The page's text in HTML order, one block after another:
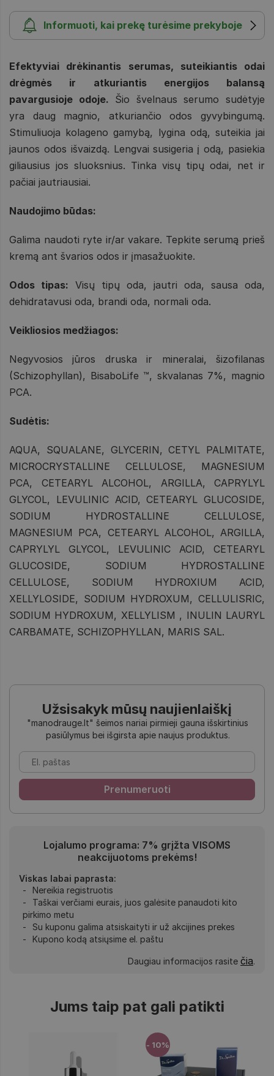
Informuoti, kai prekę turėsime prekyboje
Efektyviai drėkinantis serumas, suteikiantis odai
drėgmės ir atkuriantis energijos balansą
pavargusioje odoje. Šio švelnaus serumo sudėtyje
yra daug magnio, atkuriančio odos gyvybingumą.
Stimuliuoja kolageno gamybą, lygina odą, suteikia jai
jaunos odos išvaizdą. Lengvai susigeria į odą, pasiekia
giliausius jos sluoksnius. Tinka visų tipų odai, net ir
pačiai jautriausiai.
Naudojimo būdas:
Galima naudoti ryte ir/ar vakare. Tepkite serumą prieš
kremą ant švarios odos ir įmasažuokite.
Odos tipas: Visų tipų oda, jautri oda, sausa oda,
dehidratavusi oda, brandi oda, normali oda.
Veikliosios medžiagos:
Negyvosios jūros druska ir mineralai, šizofilanas
(Schizophyllan), BisaboLife ™, skvalanas 7%, magnio
PCA.
Sudėtis:
AQUA, SQUALANE, GLYCERIN, CETYL PALMITATE,
MICROCRYSTALLINE CELLULOSE, MAGNESIUM
PCA, CETEARYL ALCOHOL, ARGILLA, CAPRYLYL
GLYCOL, LEVULINIC ACID, CETEARYL GLUCOSIDE,
SODIUM HYDROSTALLINE CELLULOSE,
MAGNESIUM PCA, CETEARYL ALCOHOL, ARGILLA,
CAPRYLYL GLYCOL, LEVULINIC ACID, CETEARYL
GLUCOSIDE, SODIUM HYDROSTALLINE
CELLULOSE, SODIUM HYDROXIUM ACID,
XELLYLOSIDE, SODIUM HYDROXUM, CELLULISRIC,
SODIUM HYDROXUM, XELLYLISM , INULIN LAURYL
CARBAMATE, SCHIZOPHYLLAN, MARIS SAL.
Užsisakyk mūsų naujienlaiškį
"manodrauge.lt" šeimos nariai pirmieji gauna išskirtinius
pasiūlymus bei išgirsta apie naujus produktus.
Lojalumo programa: 7% grįžta VISOMS
neakcijuotoms prekėms!
Viskas labai paprasta:
Nereikia registruotis
Taškai verčiami eurais, juos galėsite panaudoti kito
pirkimo metu
Su kuponu galima atsiskaityti ir už akcijines prekes
Kupono kodą atsiųsime el. paštu
Daugiau informacijos rasite čia.
Jums taip pat gali patikti
- 10%